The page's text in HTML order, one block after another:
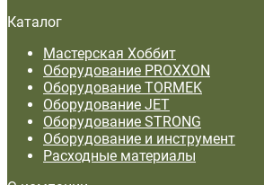
Каталог
Мастерская Хоббит
Оборудование PROXXON
Оборудование TORMEK
Оборудование JET
Оборудование STRONG
Оборудование и инструмент
Расходные материалы